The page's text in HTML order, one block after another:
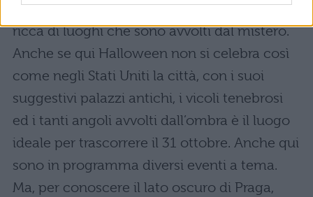
La città dell’esoterismo per eccellenza, è
ricca di luoghi che sono avvolti dal mistero.
Anche se qui Halloween non si celebra così
come negli Stati Uniti la città, con i suoi
suggestivi palazzi antichi, i vicoli tenebrosi
ed i tanti angoli avvolti dall’ombra è il luogo
ideale per trascorrere il 31 ottobre. Anche qui
sono in programma diversi eventi a tema.
Ma, per conoscere il lato oscuro di Praga,